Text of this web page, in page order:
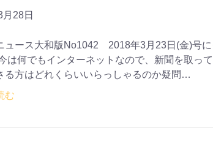
28日
ュース大和版No1042 2018年3月23日(金)号に
は何でもインターネットなので、新聞を取っ
る方はどれくらいいらっしゃるのか疑問…
む